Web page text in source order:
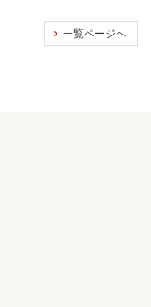
一覧ページへ